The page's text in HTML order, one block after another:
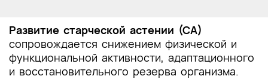
Развитие старческой астении (СА)
сопровождается снижением физической и
функциональной активности, адаптационного
и восстановительного резерва организма.